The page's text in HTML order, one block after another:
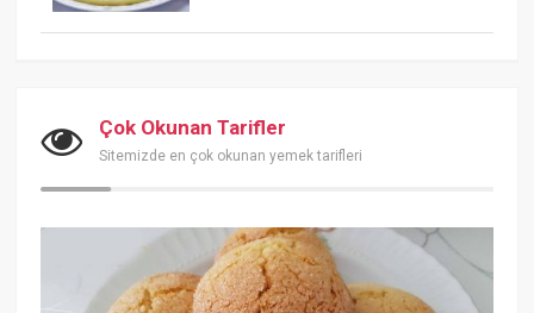
Çok Okunan Tarifler
Sitemizde en çok okunan yemek tarifleri